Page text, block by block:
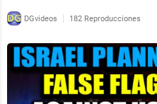
DGvideos | 182 Reproducciones